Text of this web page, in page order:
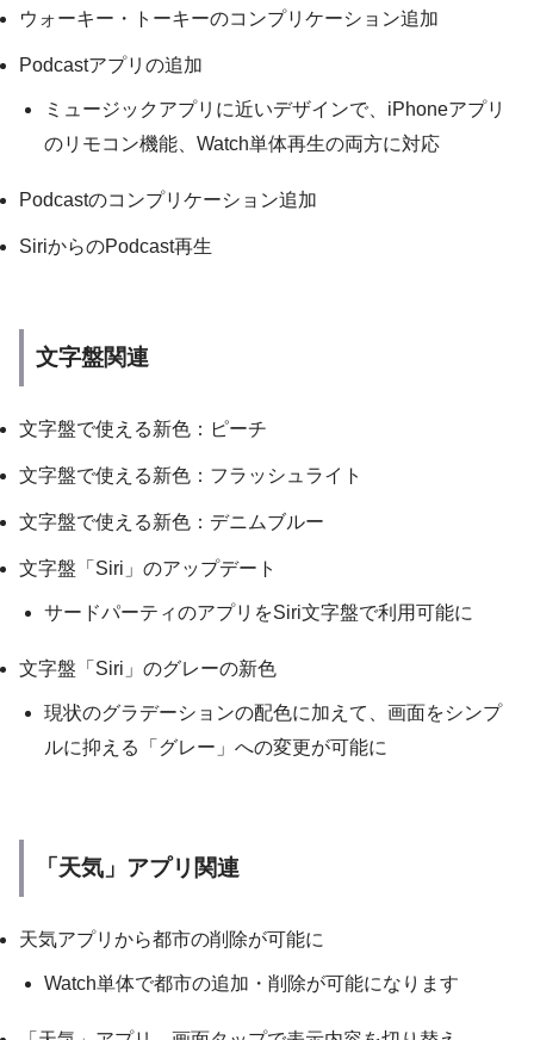
ウォーキー・トーキーのコンプリケーション追加
Podcastアプリの追加
ミュージックアプリに近いデザインで、iPhoneアプリ
のリモコン機能、Watch単体再生の両方に対応
Podcastのコンプリケーション追加
SiriからのPodcast再生
文字盤関連
文字盤で使える新色：ピーチ
文字盤で使える新色：フラッシュライト
文字盤で使える新色：デニムブルー
文字盤「Siri」のアップデート
サードパーティのアプリをSiri文字盤で利用可能に
文字盤「Siri」のグレーの新色
現状のグラデーションの配色に加えて、画面をシンプ
ルに抑える「グレー」への変更が可能に
「天気」アプリ関連
天気アプリから都市の削除が可能に
Watch単体で都市の追加・削除が可能になります